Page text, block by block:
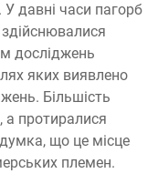
У давні часи пагорб
досліджень
яких виявлено
Більшість
протиралися
що це місце
племен.